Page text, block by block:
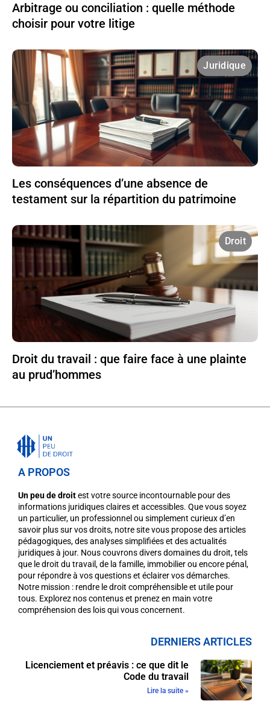
Arbitrage ou conciliation : quelle méthode
choisir pour votre litige
Juridique
Les conséquences d’une absence de
testament sur la répartition du patrimoine
Droit
Droit du travail : que faire face à une plainte
au prud’hommes
A PROPOS
Un peu de droitest votre source incontournable pour des
informations juridiques claires et accessibles. Que vous soyez
un particulier, un professionnel ou simplement curieux d’en
savoir plus sur vos droits, notre site vous propose des articles
pédagogiques, des analyses simplifiées et des actualités
juridiques à jour. Nous couvrons divers domaines du droit, tels
que le droit du travail, de la famille, immobilier ou encore pénal,
pour répondre à vos questions et éclairer vos démarches.
Notre mission : rendre le droit compréhensible et utile pour
tous. Explorez nos contenus et prenez en main votre
compréhension des lois qui vous concernent.
DERNIERS ARTICLES
Licenciement et préavis : ce que dit le
Code du travail
Lire la suite »